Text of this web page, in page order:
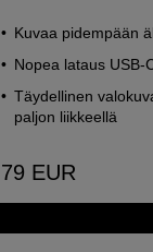
Kuvaa pidempään
Nopea lataus USB-
Täydellinen
paljon liikkeellä
79 EUR